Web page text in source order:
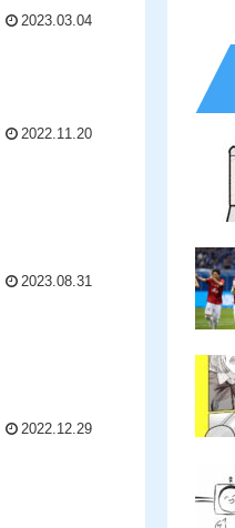
2023.03.04
2022.11.20
2023.08.31
2022.12.29